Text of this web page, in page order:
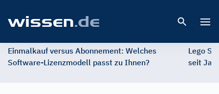
Einmalkauf versus Abonnement: Welches
Software-Lizenzmodell passt zu Ihnen?
Lego
seit